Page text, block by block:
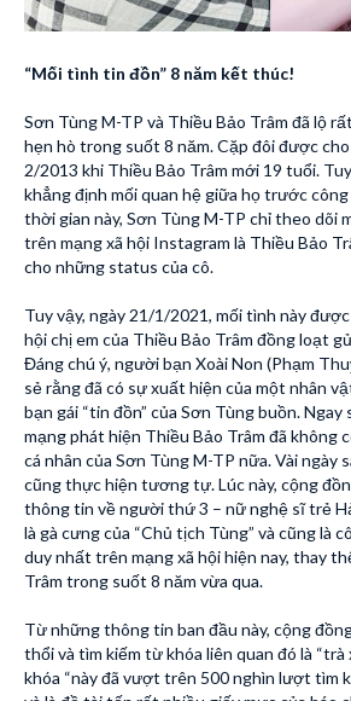
“Mối tình tin đồn” 8 năm kết thúc!
Sơn Tùng M-TP và Thiều Bảo Trâm đã lộ
hẹn hò trong suốt 8 năm. Cặp đôi được
2/2013 khi Thiều Bảo Trâm mới 19 tuổi.
khẳng định mối quan hệ giữa họ trước
thời gian này, Sơn Tùng M-TP chỉ theo dõi
trên mạng xã hội Instagram là Thiều Bảo
cho những status của cô.
Tuy vậy, ngày 21/1/2021, mối tình này
hội chị em của Thiều Bảo Trâm đồng loạt
Đáng chú ý, người bạn Xoài Non (Phạm
sẻ rằng đã có sự xuất hiện của một nhân
bạn gái “tin đồn” của Sơn Tùng buồn. Ngay
mạng phát hiện Thiều Bảo Trâm đã không
cá nhân của Sơn Tùng M-TP nữa. Vài ngày
cũng thực hiện tương tự. Lúc này, cộng
thông tin về người thứ 3 – nữ nghệ sĩ trẻ
là gà cưng của “Chủ tịch Tùng” và cũng là
duy nhất trên mạng xã hội hiện nay, thay
Trâm trong suốt 8 năm vừa qua.
Từ những thông tin ban đầu này, cộng
thổi và tìm kiếm từ khóa liên quan đó là “trà
khóa “này đã vượt trên 500 nghìn lượt tìm